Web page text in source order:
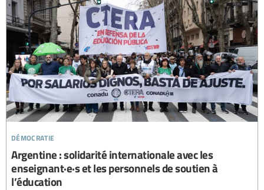
démocratie
Argentine : solidarité internationale avec les
enseignant·e·s et les personnels de soutien à
l’éducation